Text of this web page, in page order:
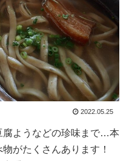
2022.05.25
腐ようなどの珍味まで…本
がたくさんあります！